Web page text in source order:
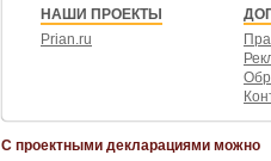
НАШИ ПРОЕКТЫ
Prian.ru
С проектными декларациями можно